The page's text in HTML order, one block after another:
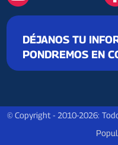
DÉJANOS TU
PONDREMOS EN
© Copyright - 2010-2026: